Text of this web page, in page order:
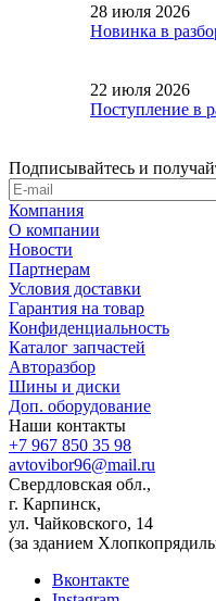
28 июля 2026
Новинка в
22 июля 2026
Поступление в
Подписывайтесь и
Компания
О компании
Новости
Партнерам
Условия доставки
Гарантия на товар
Конфиденциальность
Каталог запчастей
Авторазбор
Шины и диски
Доп. оборудование
Наши контакты
+7 967 850 35 98
avtovibor96@mail.ru
Свердловская обл.,
г. Карпинск,
ул. Чайковского, 14
(за зданием
Вконтакте